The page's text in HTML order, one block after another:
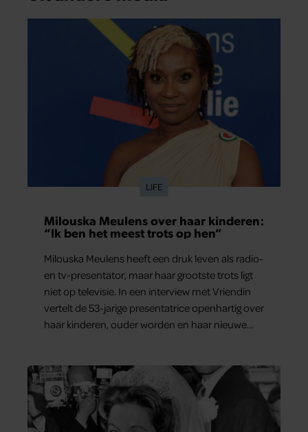
LIFE
Milouska Meulens over haar kinderen:
“Ik ben het meest trots op hen”
Milouska Meulens heeft een druk leven als radio-
en tv-presentator, maar haar grootste trots ligt
niet op televisie. In een interview met Vriendin
vertelt de 53-jarige presentatrice openhartig over
haar kinderen, ouder worden en haar nieuwe
dag het meest bezighouden.